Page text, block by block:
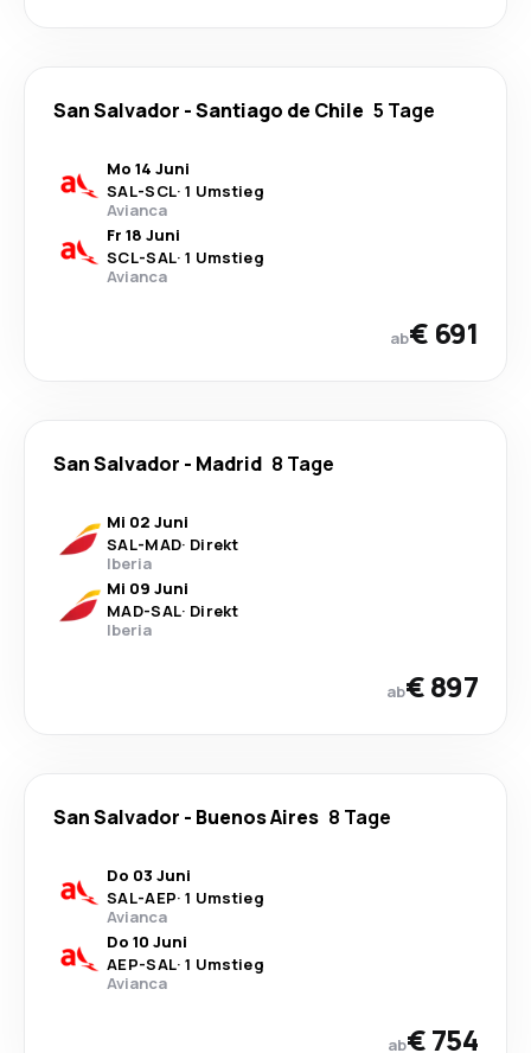
San Salvador -Santiago de Chile 5 Tage
Mo 14 Juni
SAL-SCL· 1 Umstieg
Avianca
Fr 18 Juni
SCL-SAL· 1 Umstieg
Avianca
ab€ 691
San Salvador - Madrid 8 Tage
Mi 02 Juni
SAL-MAD· Direkt
Iberia
Mi 09 Juni
MAD-SAL· Direkt
Iberia
ab€ 897
San Salvador - Buenos Aires 8 Tage
Do 03 Juni
SAL-AEP· 1 Umstieg
Avianca
Do 10 Juni
AEP-SAL· 1 Umstieg
Avianca
ab€ 754